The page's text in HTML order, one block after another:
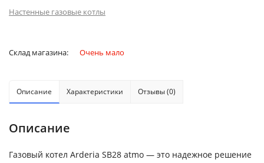
Настенные газовые котлы
Склад магазина: Очень мало
Описание Характеристики Отзывы (0)
Описание
Газовый котел Arderia SB28 atmo — это надежное решение